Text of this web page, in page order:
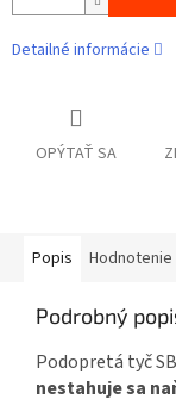
Detailné informácie
OPÝTAŤ SA
Popis Hodnotenie
Podrobný
Podopretá tyč
nestahuje sa